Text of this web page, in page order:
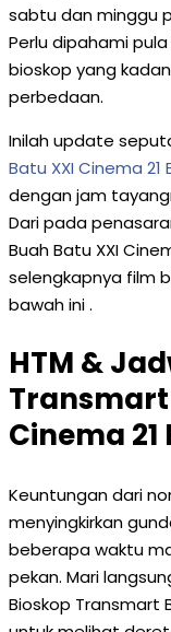
sabtu dan minggu
Perlu dipahami
bioskop yang
perbedaan.
Inilah update
Batu XXI Cinema 21
dengan jam
Dari pada
Buah Batu XXI
selengkapnya film
bawah ini .
HTM &
Transmart
Cinema
Keuntungan dari
menyingkirkan
beberapa waktu
pekan. Mari
Bioskop Transmart